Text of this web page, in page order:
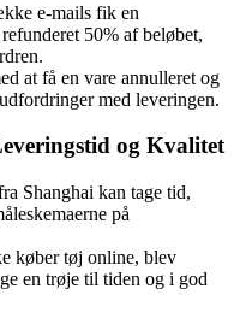
e-mails fik en
50% af beløbet,
at få en vare annulleret og
med leveringen.
og Kvalitet
Shanghai kan tage tid,
på
køber tøj online, blev
en trøje til tiden og i god